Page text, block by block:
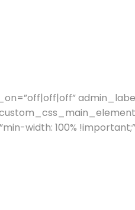
width: 100% !important;”